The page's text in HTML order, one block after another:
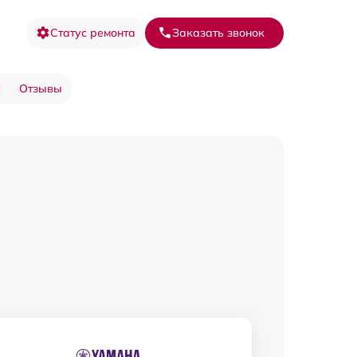
Статус ремонта Заказать звонок
Отзывы